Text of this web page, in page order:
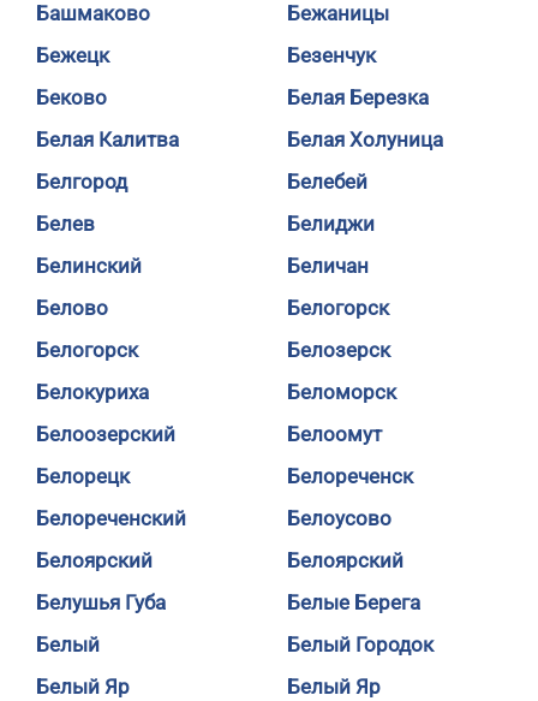
Башмаково
Бежаницы
Бежецк
Безенчук
Беково
Белая Березка
Белая Калитва
Белая Холуница
Белгород
Белебей
Белев
Белиджи
Белинский
Беличан
Белово
Белогорск
Белогорск
Белозерск
Белокуриха
Беломорск
Белоозерский
Белоомут
Белорецк
Белореченск
Белореченский
Белоусово
Белоярский
Белоярский
Белушья Губа
Белые Берега
Белый
Белый Городок
Белый Яр
Белый Яр